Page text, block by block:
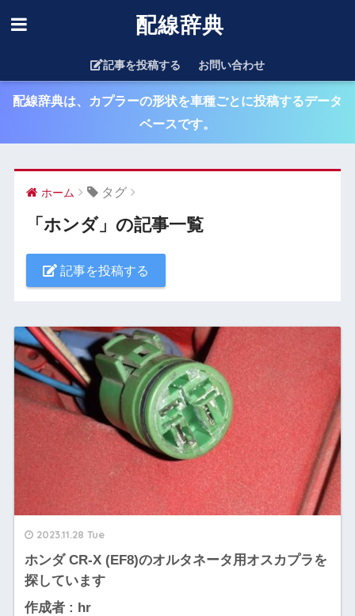
配線辞典
記事を投稿する お問い合わせ
配線辞典は、カプラーの形状を車種ごとに投稿するデータ
ベースです。
ホーム タグ
「ホンダ」の記事一覧
記事を投稿する
2023.11.28 Tue
ホンダ CR-X (EF8)のオルタネータ用オスカプラを
探しています
作成者 : hr